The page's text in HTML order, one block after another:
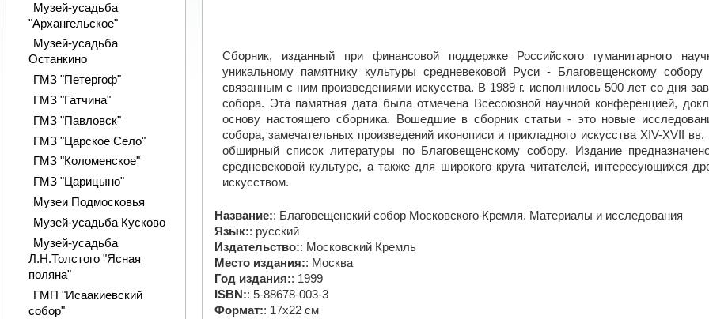
Сборник, изданный при финансовой поддержке Российского гуманитарного
уникальному памятнику культуры средневековой Руси - Благовещенскому
связанным с ним произведениями искусства. В 1989 г. исполнилось 500 лет со дня
собора. Эта памятная дата была отмечена Всесоюзной научной конференцией,
основу настоящего сборника. Вошедшие в сборник статьи - это новые
собора, замечательных произведений иконописи и прикладного искусства XIV-XVII вв.
обширный список литературы по Благовещенскому собору. Издание
средневековой культуре, а также для широкого круга читателей, интересующихся
искусством.
Название:: Благовещенский собор Московского Кремля. Материалы и исследования
Язык:: русский
Издательство:: Московский Кремль
Место издания:: Москва
Год издания:: 1999
ISBN:: 5-88678-003-3
Формат:: 17х22 см
Музей-усадьба
"Архангельское"
Музей-усадьба
Останкино
ГМЗ "Петергоф"
ГМЗ "Гатчина"
ГМЗ "Павловск"
ГМЗ "Царское Cело"
ГМЗ "Коломенское"
ГМЗ "Царицыно"
Музеи Подмосковья
Музей-усадьба Кусково
Музей-усадьба
Л.Н.Толстого "Ясная
поляна"
ГМП "Исаакиевский
собор"